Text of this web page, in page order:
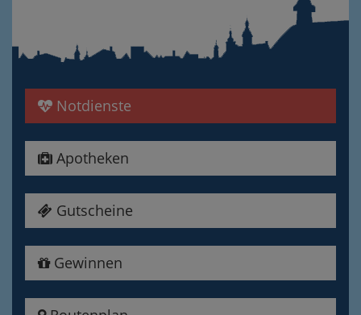
Notdienste
Apotheken
Gutscheine
Gewinnen